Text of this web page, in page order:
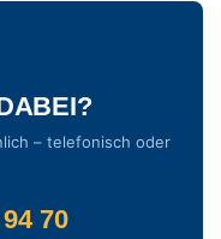
– telefonisch oder
70